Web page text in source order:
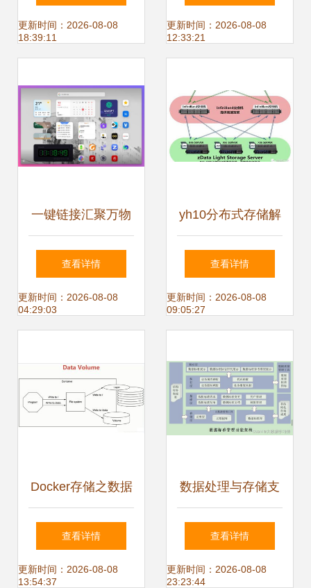
存储支持服务的深
更新时间：2026-08-08
18:39:11
与存储支持服务
更新时间：2026-08-08
12:33:21
一键链接汇聚万物
如何用 bblog 打造
你的数字城堡
查看详情
更新时间：2026-08-08
04:29:03
yh10分布式存储解
决方案与zdata数据
处理支持服务深度
理新范式
查看详情
更新时间：2026-08-08
09:05:27
Docker存储之数据
持久化 数据处理与
存储支持服务
查看详情
更新时间：2026-08-08
13:54:37
数据处理与存储支
持服务 数据治理建
设管理方案
查看详情
更新时间：2026-08-08
23:23:44